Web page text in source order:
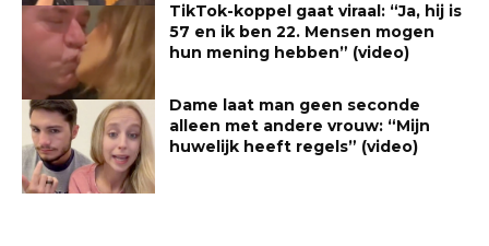
TikTok-koppel gaat viraal: “Ja, hij is
57 en ik ben 22. Mensen mogen
hun mening hebben” (video)
Dame laat man geen seconde
alleen met andere vrouw: “Mijn
huwelijk heeft regels” (video)